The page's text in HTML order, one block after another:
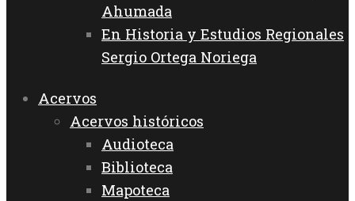
Ahumada
En Historia y Estudios Regionales
Sergio Ortega Noriega
Acervos
Acervos históricos
Audioteca
Biblioteca
Mapoteca